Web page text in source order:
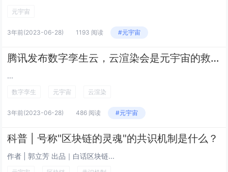
元宇宙
3年前(2023-06-28) 1193 阅读 #元宇宙
腾讯发布数字孪生云，云渲染会是元宇宙的救命稻草吗？
...
数字孪生 元宇宙 云渲染
3年前(2023-06-28) 486 阅读 #元宇宙
科普 | 号称"区块链的灵魂"的共识机制是什么？
作者 | 郭立芳 出品｜白话区块链...